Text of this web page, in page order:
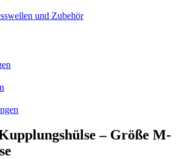
und Zubehör
– Größe M-